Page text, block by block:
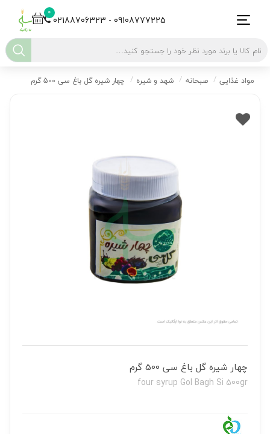
0
02188706323 - 09108777225
مواد غذایی صبحانه شهد و شیره چهار شیره گل باغ سی 500 گرم
چهار شیره گل باغ سی 500 گرم
four syrup Gol Bagh Si 500gr